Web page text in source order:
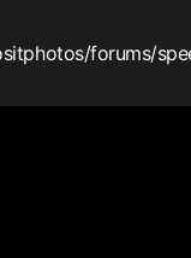
/forums/